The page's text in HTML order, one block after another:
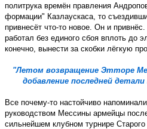
политрука времён правления
формации" Казлаускаса, то
привнесёт что-то новое. Он и
работал без единого сбоя вплоть до
конечно, вынести за скобки лёгкую
"Летом возвращение Этторе
добавление последней
Все почему-то настойчиво
руководством Мессины армейцы
сильнейшем клубном турнире